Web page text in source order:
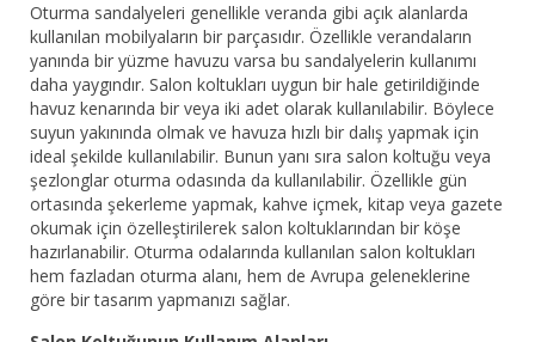
Oturma sandalyeleri genellikle veranda gibi açık alanlarda
kullanılan mobilyaların bir parçasıdır. Özellikle verandaların
yanında bir yüzme havuzu varsa bu sandalyelerin kullanımı
daha yaygındır. Salon koltukları uygun bir hale getirildiğinde
havuz kenarında bir veya iki adet olarak kullanılabilir. Böylece
suyun yakınında olmak ve havuza hızlı bir dalış yapmak için
ideal şekilde kullanılabilir. Bunun yanı sıra salon koltuğu veya
şezlonglar oturma odasında da kullanılabilir. Özellikle gün
ortasında şekerleme yapmak, kahve içmek, kitap veya gazete
okumak için özelleştirilerek salon koltuklarından bir köşe
hazırlanabilir. Oturma odalarında kullanılan salon koltukları
hem fazladan oturma alanı, hem de Avrupa geleneklerine
göre bir tasarım yapmanızı sağlar.